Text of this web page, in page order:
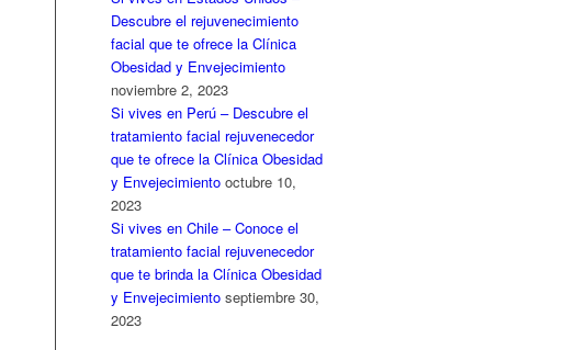
Descubre el rejuvenecimiento
facial que te ofrece la Clínica
Obesidad y Envejecimiento
noviembre 2, 2023
Si vives en Perú – Descubre el
tratamiento facial rejuvenecedor
que te ofrece la Clínica Obesidad
y Envejecimiento octubre 10,
2023
Si vives en Chile – Conoce el
tratamiento facial rejuvenecedor
que te brinda la Clínica Obesidad
y Envejecimiento septiembre 30,
2023